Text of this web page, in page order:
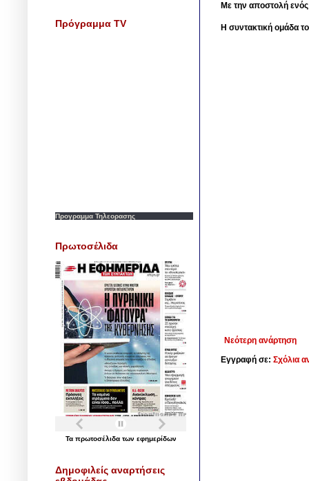
Με την αποστολή
Η συντακτική ομάδα
Νεότερη ανάρτηση
Εγγραφή σε: Σχόλια
Πρόγραμμα TV
Προγραμμα Τηλεορασης
Πρωτοσέλιδα
Τα πρωτοσέλιδα των εφημερίδων
Δημοφιλείς αναρτήσεις